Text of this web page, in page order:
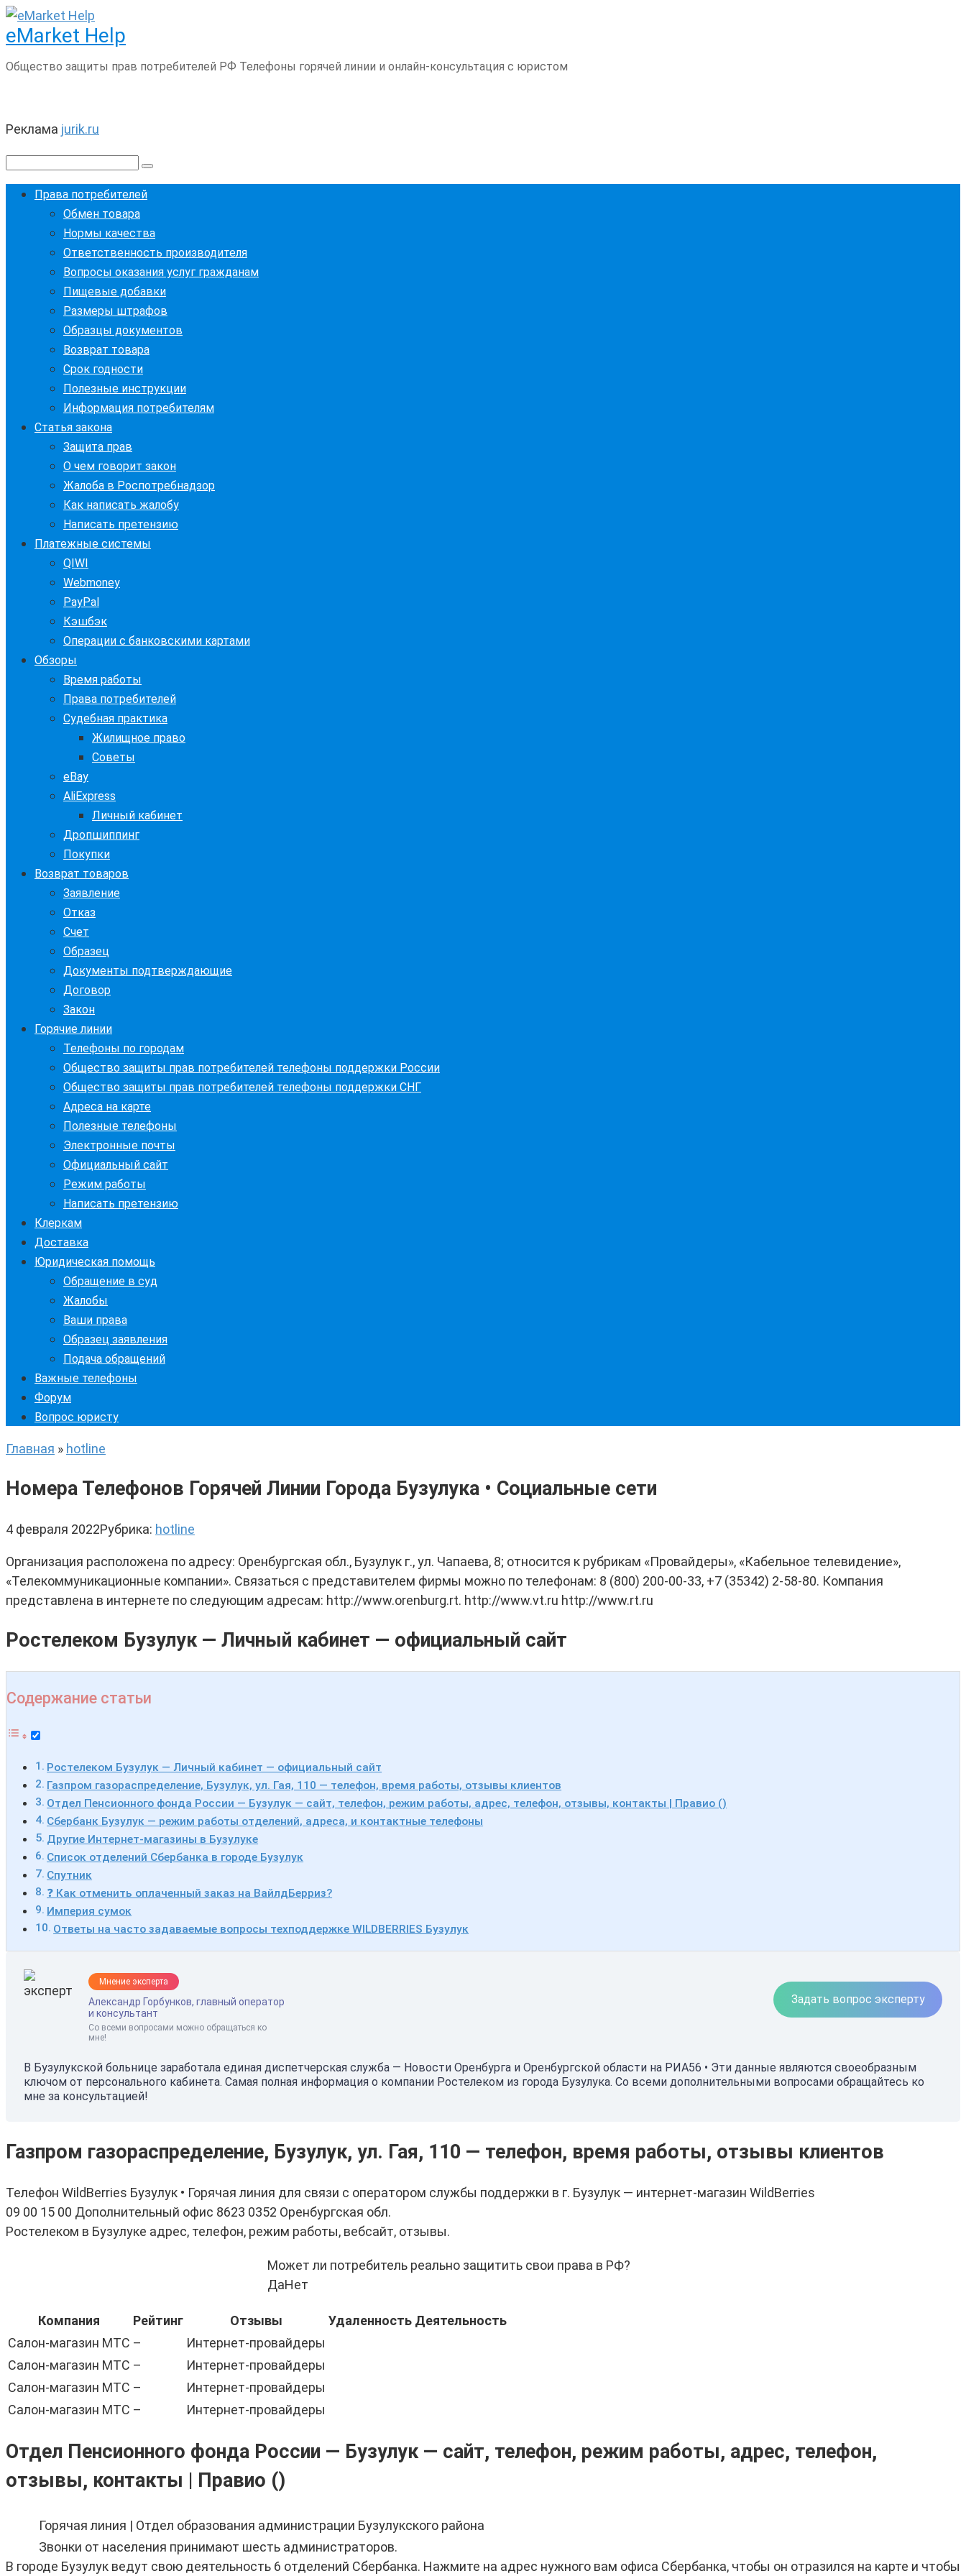
Перейти
к
eMarket Help
Общество защиты прав потребителей РФ Телефоны горячей линии и онлайн-консультация с юристом
Реклама jurik.ru
Поиск:
Права потребителей
Обмен товара
Нормы качества
Ответственность производителя
Вопросы оказания услуг гражданам
Пищевые добавки
Размеры штрафов
Образцы документов
Возврат товара
Срок годности
Полезные инструкции
Информация потребителям
Статья закона
Защита прав
О чем говорит закон
Жалоба в Роспотребнадзор
Как написать жалобу
Написать претензию
Платежные системы
QIWI
Webmoney
PayPal
Кэшбэк
Операции с банковскими картами
Обзоры
Время работы
Права потребителей
Судебная практика
Жилищное право
Советы
eBay
AliExpress
Личный кабинет
Дропшиппинг
Покупки
Возврат товаров
Заявление
Отказ
Счет
Образец
Документы подтверждающие
Договор
Закон
Горячие линии
Телефоны по городам
Общество защиты прав потребителей телефоны поддержки России
Общество защиты прав потребителей телефоны поддержки СНГ
Адреса на карте
Полезные телефоны
Электронные почты
Официальный сайт
Режим работы
Написать претензию
Клеркам
Доставка
Юридическая помощь
Обращение в суд
Жалобы
Ваши права
Образец заявления
Подача обращений
Важные телефоны
Форум
Вопрос юристу
Главная » hotline
Номера Телефонов Горячей Линии Города Бузулука • Социальные сети
4 февраля 2022Рубрика: hotline
Организация расположена по адресу: Оренбургская обл., Бузулук г., ул. Чапаева, 8; относится к рубрикам «Провайдеры», «Кабельное телевидение»,
«Телекоммуникационные компании». Связаться с представителем фирмы можно по телефонам: 8 (800) 200-00-33, +7 (35342) 2-58-80. Компания
представлена в интернете по следующим адресам: http://www.orenburg.rt. http://www.vt.ru http://www.rt.ru
Ростелеком Бузулук — Личный кабинет — официальный сайт
Содержание статьи
Ростелеком Бузулук — Личный кабинет — официальный сайт
Газпром газораспределение, Бузулук, ул. Гая, 110 — телефон, время работы, отзывы клиентов
Отдел Пенсионного фонда России — Бузулук — сайт, телефон, режим работы, адрес, телефон, отзывы, контакты | Правио ()
Сбербанк Бузулук — режим работы отделений, адреса, и контактные телефоны
Другие Интернет-магазины в Бузулуке
Список отделений Сбербанка в городе Бузулук
Спутник
❓ Как отменить оплаченный заказ на ВайлдБерриз?
Империя сумок
Ответы на часто задаваемые вопросы техподдержке WILDBERRIES Бузулук
Мнение эксперта
Александр Горбунков, главный оператор
и консультант
Со всеми вопросами можно обращаться ко
мне!
Задать вопрос эксперту
В Бузулукской больнице заработала единая диспетчерская служба — Новости Оренбурга и Оренбургской области на РИА56 • Эти данные являются своеобразным
ключом от персонального кабинета. Самая полная информация о компании Ростелеком из города Бузулука. Со всеми дополнительными вопросами обращайтесь ко
мне за консультацией!
Газпром газораспределение, Бузулук, ул. Гая, 110 — телефон, время работы, отзывы клиентов
Телефон WildBerries Бузулук • Горячая линия для связи с оператором службы поддержки в г. Бузулук — интернет-магазин WildBerries
09 00 15 00 Дополнительный офис 8623 0352 Оренбургская обл.
Ростелеком в Бузулуке адрес, телефон, режим работы, вебсайт, отзывы.
Может ли потребитель реально защитить свои права в РФ?
ДаНет
Компания Рейтинг Отзывы Удаленность Деятельность
Салон-магазин МТС –
Интернет-провайдеры
Салон-магазин МТС –
Интернет-провайдеры
Салон-магазин МТС –
Интернет-провайдеры
Салон-магазин МТС – Интернет-провайдеры
Отдел Пенсионного фонда России — Бузулук — сайт, телефон, режим работы, адрес, телефон,
отзывы, контакты | Правио ()
Горячая линия | Отдел образования администрации Бузулукского района
Звонки от населения принимают шесть администраторов.
В городе Бузулук ведут свою деятельность 6 отделений Сбербанка. Нажмите на адрес нужного вам офиса Сбербанка, чтобы он отразился на карте и чтобы